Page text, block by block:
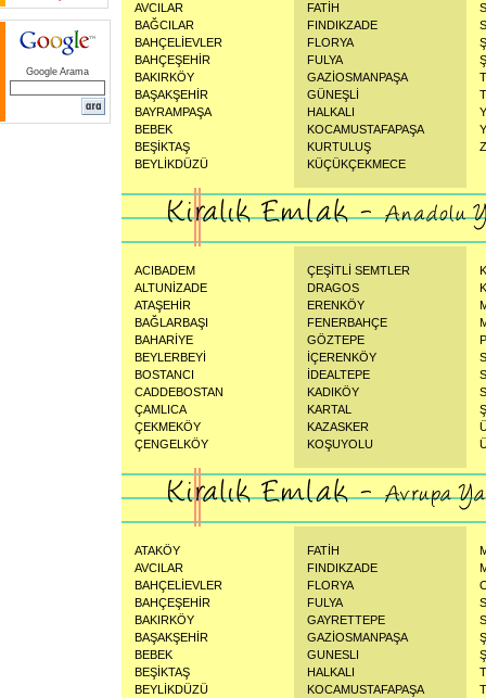
Google Arama
AVCILAR
BAĞCILAR
BAHÇELİEVLER
BAHÇEŞEHİR
BAKIRKÖY
BAŞAKŞEHİR
BAYRAMPAŞA
BEBEK
BEŞİKTAŞ
BEYLİKDÜZÜ
FATİH
FINDIKZADE
FLORYA
FULYA
GAZİOSMANPAŞA
GÜNEŞLİ
HALKALI
KOCAMUSTAFAPAŞA
KURTULUŞ
KÜÇÜKÇEKMECE
ACIBADEM
ALTUNİZADE
ATAŞEHİR
BAĞLARBAŞI
BAHARİYE
BEYLERBEYİ
BOSTANCI
CADDEBOSTAN
ÇAMLICA
ÇEKMEKÖY
ÇENGELKÖY
ÇEŞİTLİ SEMTLER
DRAGOS
ERENKÖY
FENERBAHÇE
GÖZTEPE
İÇERENKÖY
İDEALTEPE
KADIKÖY
KARTAL
KAZASKER
KOŞUYOLU
ATAKÖY
AVCILAR
BAHÇELİEVLER
BAHÇEŞEHİR
BAKIRKÖY
BAŞAKŞEHİR
BEBEK
BEŞİKTAŞ
BEYLİKDÜZÜ
FATİH
FINDIKZADE
FLORYA
FULYA
GAYRETTEPE
GAZİOSMANPAŞA
GUNESLI
HALKALI
KOCAMUSTAFAPAŞA